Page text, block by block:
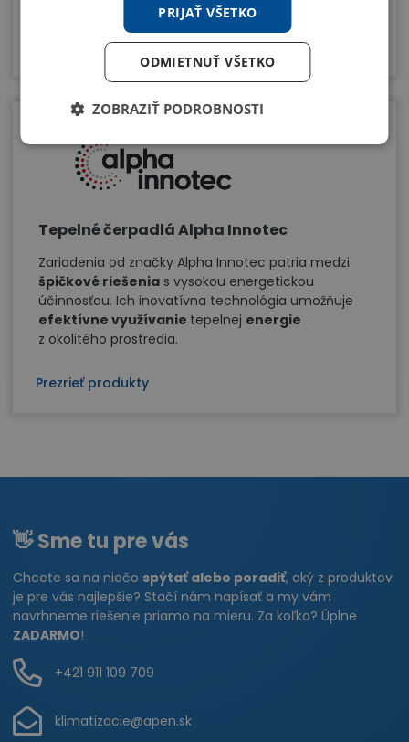
Prezrieť produkty
Tepelné čerpadlá Alpha Innotec
Zariadenia od značky Alpha Innotec patria medzi
špičkové riešenia s vysokou energetickou
účinnosťou. Ich inovatívna technológia umožňuje
efektívne využívanie tepelnej energie
z okolitého prostredia.
Prezrieť produkty
👋 Sme tu pre vás
Chcete sa na niečo spýtať alebo poradiť, aký z produktov
je pre vás najlepšie? Stačí nám napísať a my vám
navrhneme riešenie priamo na mieru. Za koľko? Úplne
ZADARMO!
+421 911 109 709
klimatizacie@apen.sk
PRIJAŤ VŠETKO
ODMIETNUŤ VŠETKO
ZOBRAZIŤ PODROBNOSTI